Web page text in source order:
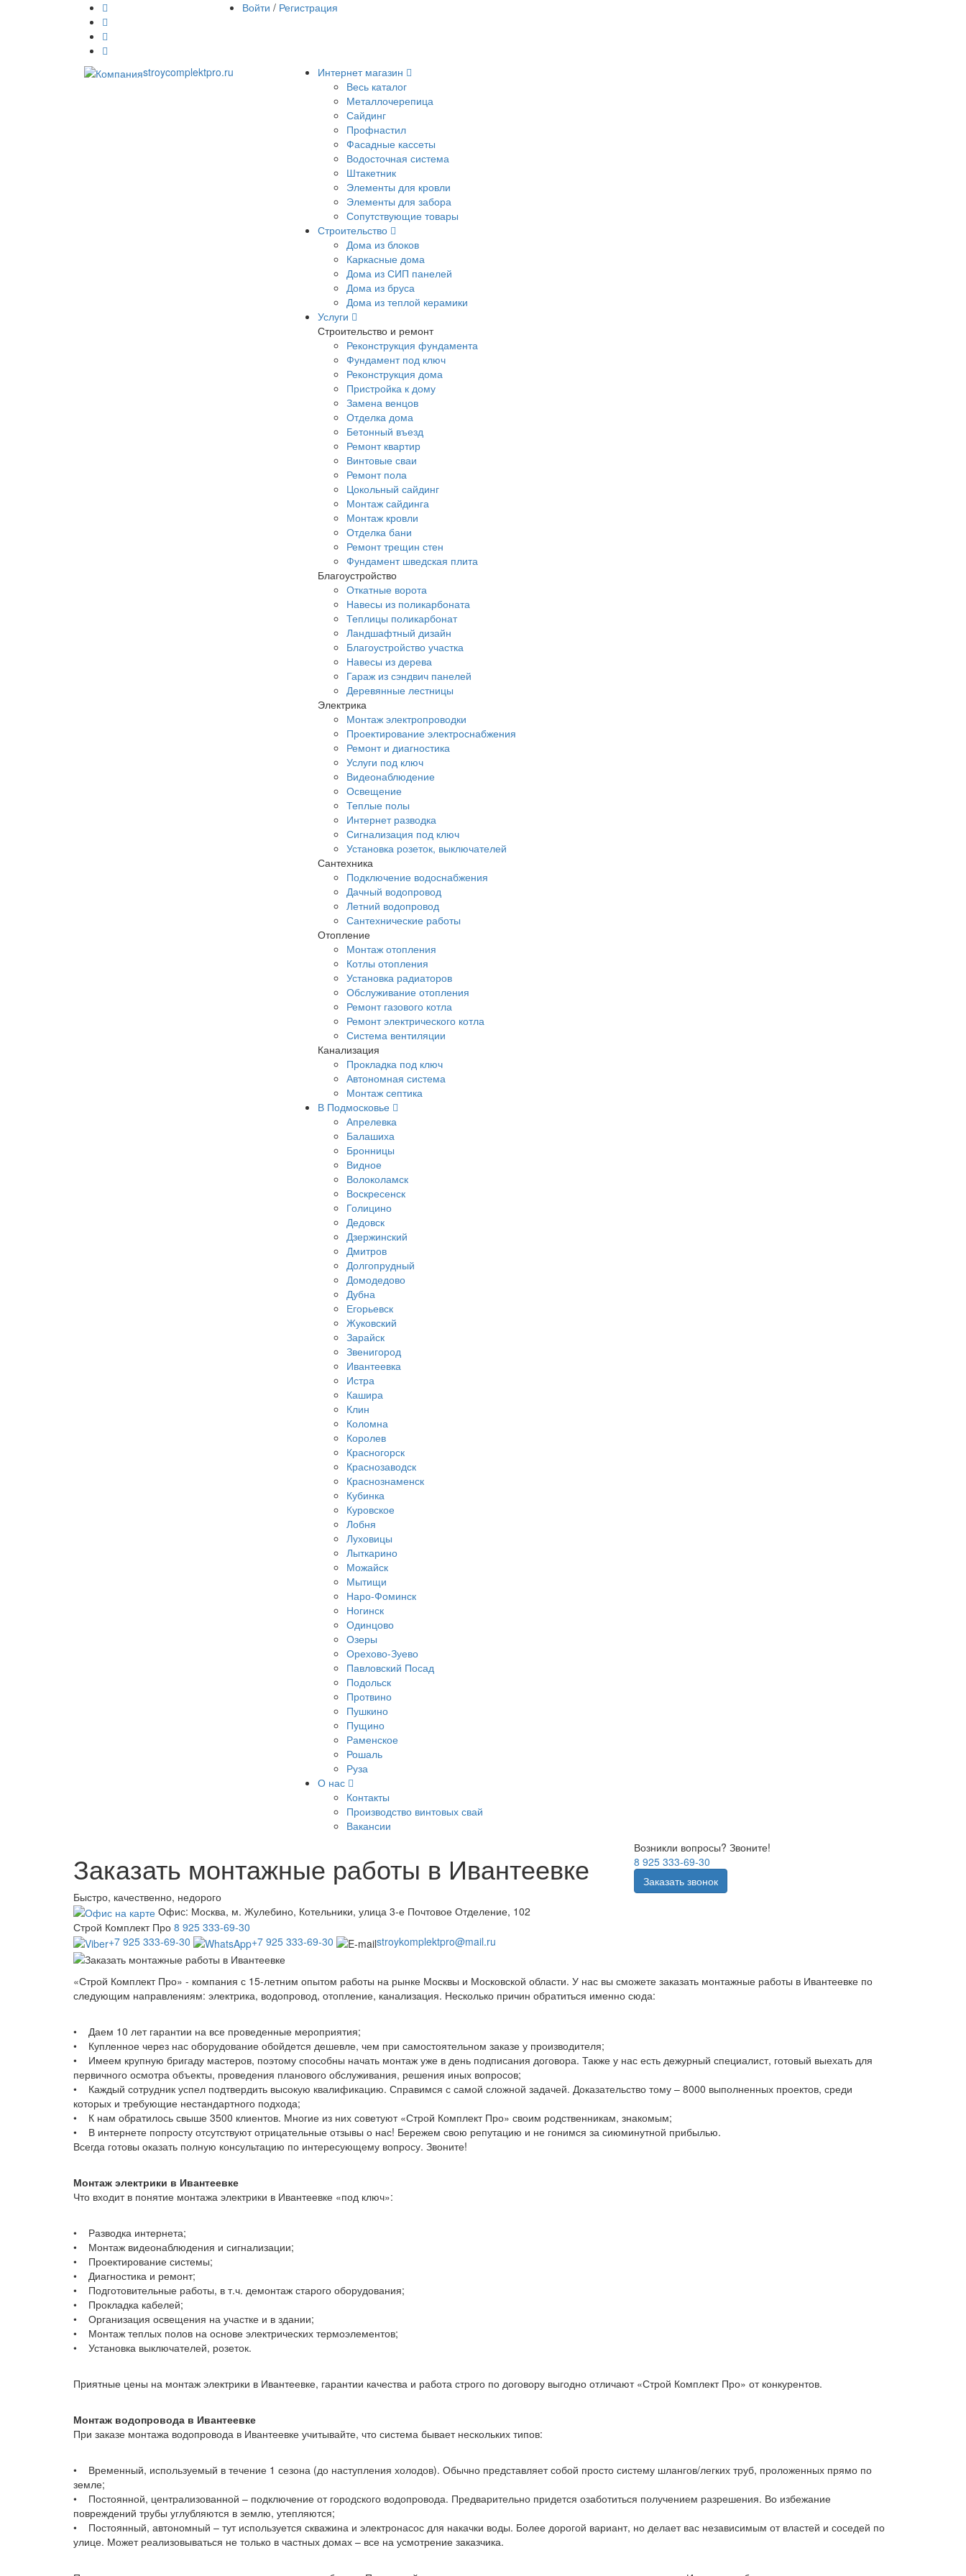
Войти / Регистрация
stroycomplektpro.ru
Интернет магазин
Весь каталог
Металлочерепица
Сайдинг
Профнастил
Фасадные кассеты
Водосточная система
Штакетник
Элементы для кровли
Элементы для забора
Сопутствующие товары
Строительство
Дома из блоков
Каркасные дома
Дома из СИП панелей
Дома из бруса
Дома из теплой керамики
Услуги
Строительство и ремонт
Реконструкция фундамента
Фундамент под ключ
Реконструкция дома
Пристройка к дому
Замена венцов
Отделка дома
Бетонный въезд
Ремонт квартир
Винтовые сваи
Ремонт пола
Цокольный сайдинг
Монтаж сайдинга
Монтаж кровли
Отделка бани
Ремонт трещин стен
Фундамент шведская плита
Благоустройство
Откатные ворота
Навесы из поликарбоната
Теплицы поликарбонат
Ландшафтный дизайн
Благоустройство участка
Навесы из дерева
Гараж из сэндвич панелей
Деревянные лестницы
Электрика
Монтаж электропроводки
Проектирование электроснабжения
Ремонт и диагностика
Услуги под ключ
Видеонаблюдение
Освещение
Теплые полы
Интернет разводка
Сигнализация под ключ
Установка розеток, выключателей
Сантехника
Подключение водоснабжения
Дачный водопровод
Летний водопровод
Сантехнические работы
Отопление
Монтаж отопления
Котлы отопления
Установка радиаторов
Обслуживание отопления
Ремонт газового котла
Ремонт электрического котла
Система вентиляции
Канализация
Прокладка под ключ
Автономная система
Монтаж септика
В Подмосковье
Апрелевка
Балашиха
Бронницы
Видное
Волоколамск
Воскресенск
Голицино
Дедовск
Дзержинский
Дмитров
Долгопрудный
Домодедово
Дубна
Егорьевск
Жуковский
Зарайск
Звенигород
Ивантеевка
Истра
Кашира
Клин
Коломна
Королев
Красногорск
Краснозаводск
Краснознаменск
Кубинка
Куровское
Лобня
Луховицы
Лыткарино
Можайск
Мытищи
Наро-Фоминск
Ногинск
Одинцово
Озеры
Орехово-Зуево
Павловский Посад
Подольск
Протвино
Пушкино
Пущино
Раменское
Рошаль
Руза
О нас
Контакты
Производство винтовых свай
Вакансии
Заказать монтажные работы в Ивантеевке
Быстро, качественно, недорого
Возникли вопросы? Звоните!
8 925 333-69-30
Заказать звонок
Офис: Москва, м. Жулебино, Котельники, улица 3-е Почтовое Отделение, 102
Строй Комплект Про 8 925 333-69-30
+7 925 333-69-30
+7 925 333-69-30 stroykomplektpro@mail.ru
«Строй Комплект Про» - компания с 15-летним опытом работы на рынке Москвы и Московской области. У нас вы сможете заказать монтажные работы в Ивантеевке по
следующим направлениям: электрика, водопровод, отопление, канализация. Несколько причин обратиться именно сюда:
• Даем 10 лет гарантии на все проведенные мероприятия;
• Купленное через нас оборудование обойдется дешевле, чем при самостоятельном заказе у производителя;
• Имеем крупную бригаду мастеров, поэтому способны начать монтаж уже в день подписания договора. Также у нас есть дежурный специалист, готовый выехать для
первичного осмотра объекты, проведения планового обслуживания, решения иных вопросов;
• Каждый сотрудник успел подтвердить высокую квалификацию. Справимся с самой сложной задачей. Доказательство тому – 8000 выполненных проектов, среди
которых и требующие нестандартного подхода;
• К нам обратилось свыше 3500 клиентов. Многие из них советуют «Строй Комплект Про» своим родственникам, знакомым;
• В интернете попросту отсутствуют отрицательные отзывы о нас! Бережем свою репутацию и не гонимся за сиюминутной прибылью.
Всегда готовы оказать полную консультацию по интересующему вопросу. Звоните!
Монтаж электрики в Ивантеевке
Что входит в понятие монтажа электрики в Ивантеевке «под ключ»:
• Разводка интернета;
• Монтаж видеонаблюдения и сигнализации;
• Проектирование системы;
• Диагностика и ремонт;
• Подготовительные работы, в т.ч. демонтаж старого оборудования;
• Прокладка кабелей;
• Организация освещения на участке и в здании;
• Монтаж теплых полов на основе электрических термоэлементов;
• Установка выключателей, розеток.
Приятные цены на монтаж электрики в Ивантеевке, гарантии качества и работа строго по договору выгодно отличают «Строй Комплект Про» от конкурентов.
Монтаж водопровода в Ивантеевке
При заказе монтажа водопровода в Ивантеевке учитывайте, что система бывает нескольких типов:
• Временный, используемый в течение 1 сезона (до наступления холодов). Обычно представляет собой просто систему шлангов/легких труб, проложенных прямо по
земле;
• Постоянной, централизованной – подключение от городского водопровода. Предварительно придется озаботиться получением разрешения. Во избежание
повреждений трубы углубляются в землю, утепляются;
• Постоянный, автономный – тут используется скважина и электронасос для накачки воды. Более дорогой вариант, но делает вас независимым от властей и соседей по
улице. Может реализовываться не только в частных домах – все на усмотрение заказчика.